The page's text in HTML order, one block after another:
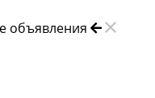
объявления